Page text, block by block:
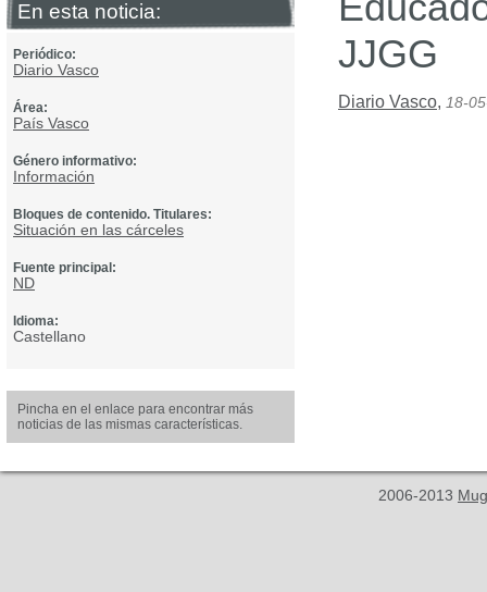
En esta noticia:
Periódico:
Diario Vasco
Área:
País Vasco
Género informativo:
Información
Bloques de contenido. Titulares:
Situación en las cárceles
Fuente principal:
ND
Idioma:
Castellano
Pincha en el enlace para encontrar más
noticias de las mismas características.
JJGG
Diario Vasco, 18-
2006-2013